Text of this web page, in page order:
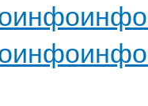
инфоинфо
инфоинфо